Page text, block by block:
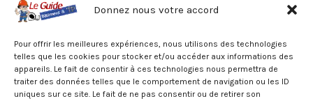
Donnez nous votre accord
Pour offrir les meilleures expériences, nous utilisons des technologies
telles que les cookies pour stocker et/ou accéder aux informations des
appareils. Le fait de consentir à ces technologies nous permettra de
traiter des données telles que le comportement de navigation ou les ID
uniques sur ce site. Le fait de ne pas consentir ou de retirer son